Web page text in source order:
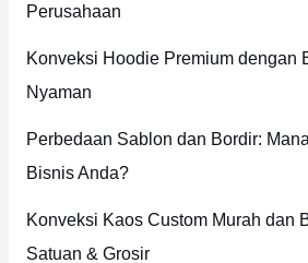
f
o
r
Perusahaan
Konveksi Hoodie Premium dengan
Nyaman
Perbedaan Sablon dan Bordir:
Bisnis Anda?
Konveksi Kaos Custom Murah dan
Satuan & Grosir